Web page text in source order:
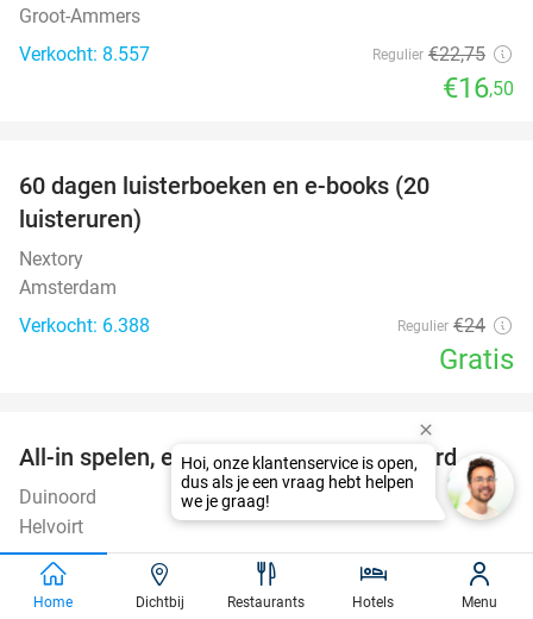
Groot-Ammers
Verkocht: 8.557
Regulier €22,75
€16,50
60 dagen luisterboeken en e-books (20
luisteruren)
Nextory
Amsterdam
Verkocht: 6.388
Regulier €24
Gratis
19%
All-in spelen, eten en drinken bij Duinoord
Duinoord 9.8star
Helvoirt
Verkocht: 15.061
Regulier ,95
€20,95
Home Dichtbij Restaurants Hotels Menu